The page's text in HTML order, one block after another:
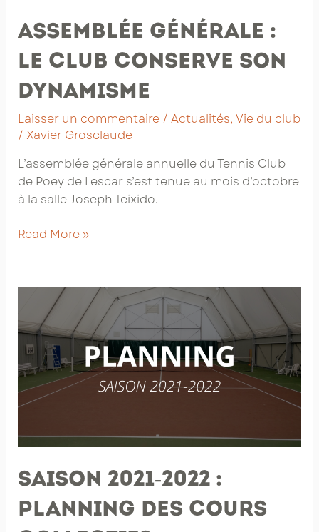
Assemblée Générale :
le club conserve son
dynamisme
Laisser un commentaire / Actualités, Vie du club
/ Xavier Grosclaude
L’assemblée générale annuelle du Tennis Club
de Poey de Lescar s’est tenue au mois d’octobre
à la salle Joseph Teixido.
Assemblée
:
le
conserve
son
dynamisme
Read More »
Saison 2021-2022 :
planning des cours